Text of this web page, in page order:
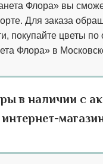
Флора» вы
Для заказа
покупайте цветы
Флора» в
в наличии с